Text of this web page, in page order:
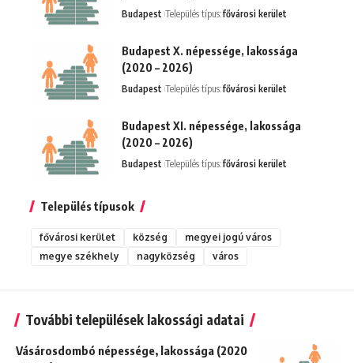
Budapest Település típus:fővárosi kerület
Budapest X. népessége, lakossága
(2020 – 2026)
Budapest Település típus:fővárosi kerület
Budapest XI. népessége, lakossága
(2020 – 2026)
Budapest Település típus:fővárosi kerület
Település típusok
fővárosi kerület község
megyei jogú város
megye székhely
nagyközség város
További települések lakossági adatai
Vásárosdombó népessége, lakossága (2020